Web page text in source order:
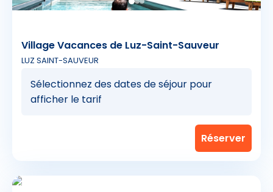
Village Vacances de Luz-Saint-Sauveur
LUZ SAINT-SAUVEUR
Sélectionnez des dates de séjour pour
afficher le tarif